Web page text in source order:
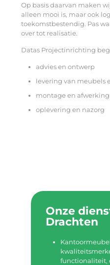
Op basis daarvan maken
alleen mooi is, maar ook
toekomstbestendig. Pas
over tot realisatie.
Datas Projectinrichting
advies en ontwerp
levering van meubels
montage en afwerking
oplevering en nazorg
Onze
Drachten
functionaliteit,